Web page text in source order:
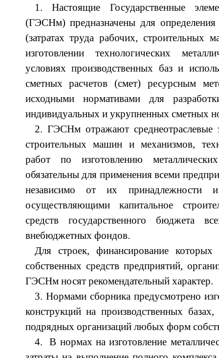
1. Настоящие Государственные
(ГЭСНм) предназначены для определения
(затратах труда рабочих, строительных
изготовлении технологических
условиях производственных баз и
сметных расчетов (смет) ресурсным
исходными нормативами для
индивидуальных и укрупненных сметных
2. ГЭСНм отражают среднеотраслевые
строительных машин и механизмов,
работ по изготовлению
обязательны для применения всеми
независимо от их принадлежности
осуществляющими капитальное
средств государственного бюджета
внебюджетных фондов.
Для строек, финансирование которых
собственных средств предприятий,
ГЭСНм носят рекомендательный характер.
3. Нормами сборника предусмотрено
конструкций на производственных
подрядных организаций любых форм
4. В нормах на изготовление